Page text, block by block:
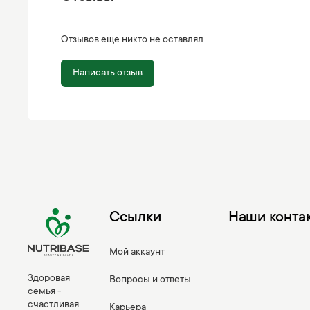
Отзывов еще никто не оставлял
Написать отзыв
Здоровая
семья -
счастливая
Ссылки
Мой аккаунт
Вопросы и ответы
Наши